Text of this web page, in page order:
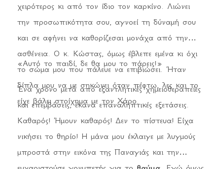
χειρότερος κι από τον ίδιο τον καρκίνο. Λιώνει
την προσωπικότητα σου, αγνοεί τη δύναμή σου
και σε αφήνει να καθορίζεσαι μονάχα από την
ασθένεια. Ο κ. Κώστας, όμως έβλεπε εμένα κι όχι
το σώμα μου που πάλευε να επιβιώσει. Ήταν
δίπλα μου να με σηκώνει όταν πέφτω, λες και το
είχε βάλει στοίχημα με τον Χάρο.
«Αυτό το παιδί, δε θα μου το πάρεις!»
Ένα χρόνο μετά από εξαντλητικές χημειοθεραπείες
και επεμβάσεις, έκανα επαναληπτικές εξετάσεις.
Καθαρός! Ήμουν καθαρός! Δεν το πίστευα! Είχα
νικήσει το θηρίο! Η μάνα μου έκλαιγε με λυγμούς
μπροστά στην εικόνα της Παναγιάς και την